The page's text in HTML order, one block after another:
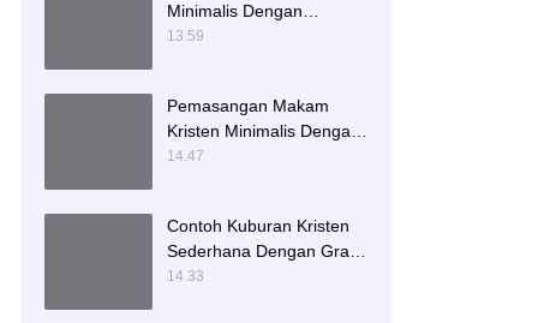
Minimalis Dengan
Kaligrafi dan Tempat
13.59
Pemasangan Makam
Kristen Minimalis Dengan
Batu Granit Hitam
14.47
Contoh Kuburan Kristen
Sederhana Dengan Granit
Hitam
14.33